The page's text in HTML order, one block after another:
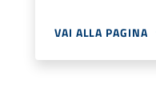
VAI ALLA PAGINA